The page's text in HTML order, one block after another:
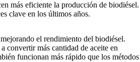
más eficiente la producción de biodiésel.
clave en los últimos años.
el rendimiento del biodiésel.
convertir más cantidad de aceite en
funcionan más rápido que los métodos